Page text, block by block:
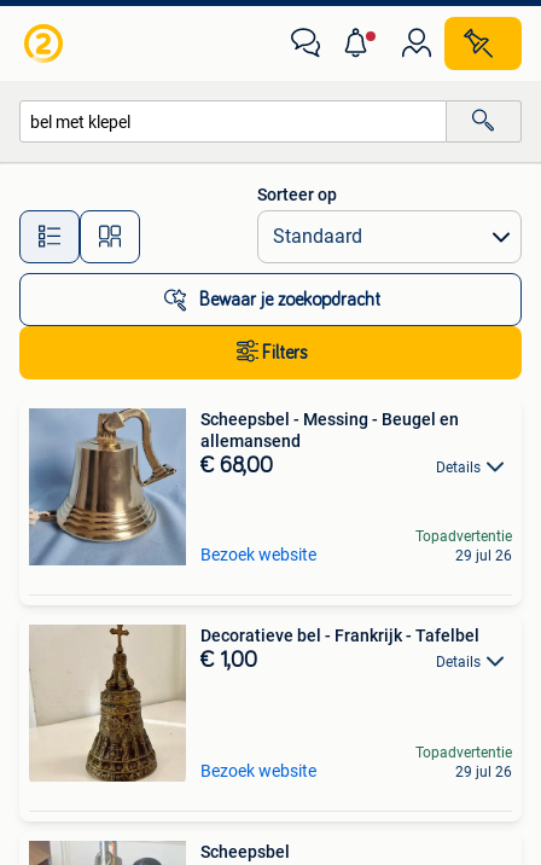
Alle afstanden…
Sorteer op
Bewaar je zoekopdracht
Filters
Scheepsbel - Messing - Beugel en
allemansend
€ 68,00 Details
Bezoek website
Topadvertentie
29 jul 26
Decoratieve bel - Frankrijk - Tafelbel
€ 1,00 Details
Bezoek website
Topadvertentie
29 jul 26
Scheepsbel